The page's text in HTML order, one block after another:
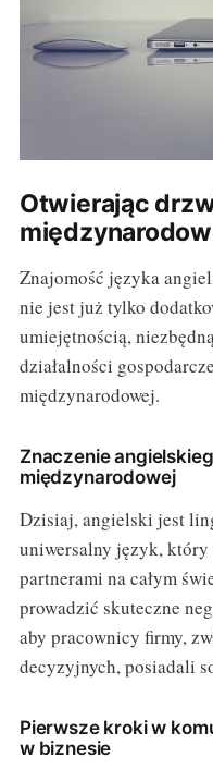
Otwierając
Znajomość języka
nie jest już tylko
umiejętnością,
działalności
międzynarodowej.
Znaczenie
międzynarodowej
Dzisiaj, angielski jest
uniwersalny język, który
partnerami na całym
prowadzić skuteczne
aby pracownicy firmy,
decyzyjnych, posiadali
Pierwsze kroki w
w biznesie